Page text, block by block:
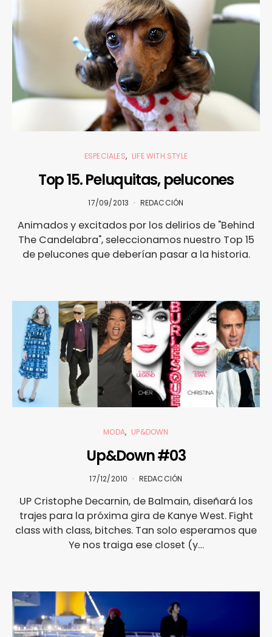
ESPECIALES LIFE WITH STYLE
Top 15. Peluquitas, pelucones
17/09/2013 REDACCIÓN
Animados y excitados por los delirios de "Behind
The Candelabra", seleccionamos nuestro Top 15
de pelucones que deberían pasar a la historia.
MODA UP&DOWN
Up&Down #03
17/12/2010 REDACCIÓN
UP Cristophe Decarnin, de Balmain, diseñará los
trajes para la próxima gira de Kanye West. Fight
class with class, bitches. Tan solo esperamos que
Ye nos traiga ese closet (y…